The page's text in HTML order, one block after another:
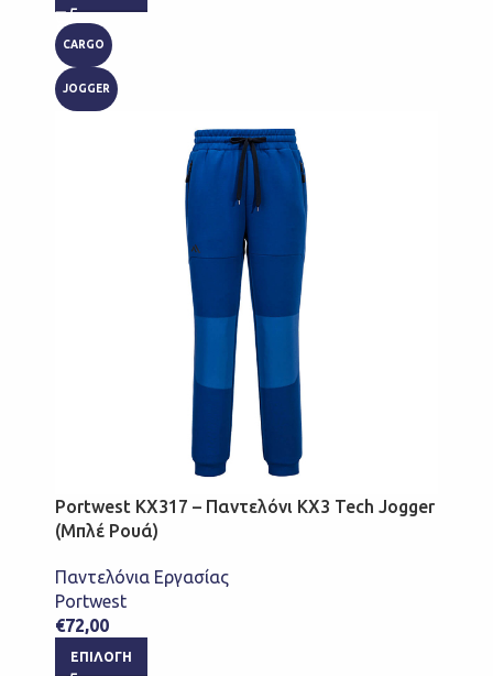
CARGO
JOGGER
Portwest KX317 – Παντελόνι KX3 Tech Jogger
(Μπλέ Ρουά)
Παντελόνια Εργασίας
Portwest
€72,00
ΕΠΙΛΟΓΉ